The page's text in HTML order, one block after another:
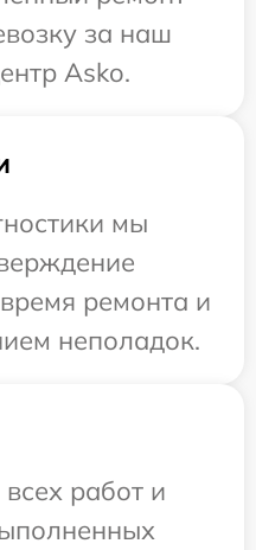
за наш
Asko.
мы
ремонта и
неполадок.
работ и